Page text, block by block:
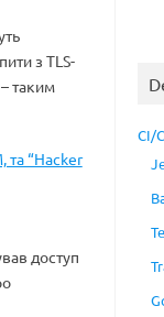
з TLS-
таким
та “Hacker
доступ
CI/